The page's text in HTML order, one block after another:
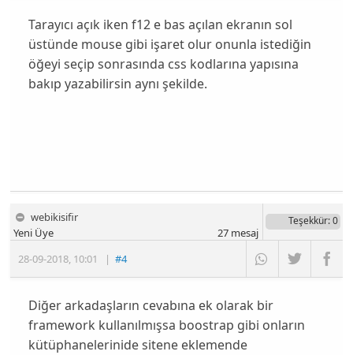
Tarayıcı açık iken f12 e bas açılan ekranın sol
üstünde mouse gibi işaret olur onunla istediğin
öğeyi seçip sonrasında css kodlarına yapısına
bakıp yazabilirsin aynı şekilde.
webikisifir
28-09-2018, 10:01 |#4
Yeni Üye
Teşekkür: 0
27mesaj
Diğer arkadaşların cevabına ek olarak bir
framework kullanılmışsa boostrap gibi onların
kütüphanelerinide sitene eklemende